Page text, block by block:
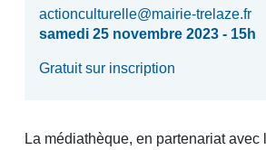
actionculturelle@mairie-trelaze.fr
samedi 25 novembre 2023 - 15h
Gratuit sur inscription
La médiathèque, en partenariat